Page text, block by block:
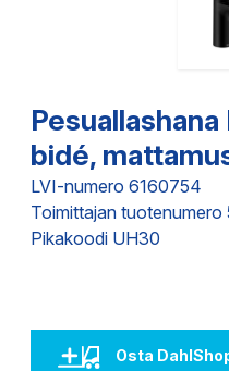
bidé,
LVI-numero 6160754
Toimittajan
Pikakoodi UH30
Osta